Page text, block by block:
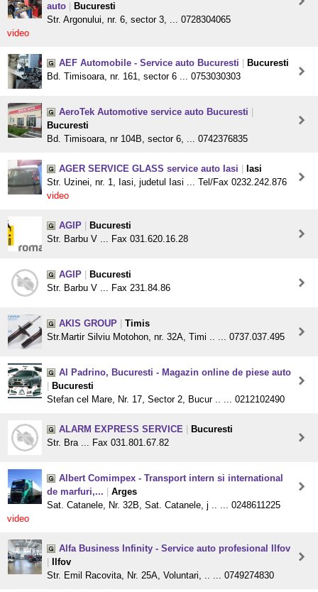
auto
Bucuresti
Str. Argonului, nr. 6, sector 3, ... 0728304065
video
AEF Automobile - Service auto Bucuresti
Bucuresti
Bd. Timisoara, nr. 161, sector 6 ... 0753030303
AeroTek Automotive service auto Bucuresti
Bucuresti
Bd. Timisoara, nr 104B, sector 6, ... 0742376835
AGER SERVICE GLASS service auto Iasi
Iasi
Str. Uzinei, nr. 1, Iasi, judetul Iasi ... Tel/Fax 0232.242.876
video
AGIP
Bucuresti
Str. Barbu V ... Fax 031.620.16.28
AGIP
Bucuresti
Str. Barbu V ... Fax 231.84.86
AKIS GROUP
Timis
Str.Martir Silviu Motohon, nr. 32A, Timi .. ... 0737.037.495
Al Padrino, Bucuresti - Magazin online de piese auto
Bucuresti
Stefan cel Mare, Nr. 17, Sector 2, Bucur .. ... 0212102490
ALARM EXPRESS SERVICE
Bucuresti
Str. Bra ... Fax 031.801.67.82
Albert Comimpex - Transport intern si international
de marfuri,...
Arges
Sat. Catanele, Nr. 32B, Sat. Catanele, j .. ... 0248611225
video
Alfa Business Infinity - Service auto profesional Ilfov
Ilfov
Str. Emil Racovita, Nr. 25A, Voluntari, .. ... 0749274830